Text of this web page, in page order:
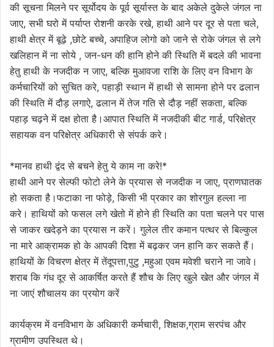
की सूचना मिलने पर सूर्योदय के पूर्व सूर्यास्त के बाद अकेले दुकेले जंगल ना
जाए, सभी घरो में पर्याप्त रोशनी करके रखे, हाथी आने पर दूर से पता चले,
हाथी क्षेत्र में बूढ़े ,छोटे बच्चे, अपाहिज लोगो को जाने से रोके जंगल से लगे
खलिहान में ना सोये , जन-धन की हानि होने की स्थिति में बदले की भावना
हेतु हाथी के नजदीक न जाए, बल्कि मुआवजा राशि के लिए वन विभाग के
कर्मचारियों को सुचित करे, पहाड़ी स्थान में हाथी से सामना होने पर ढलान
की स्थिति में दौड़ लगाऐ, ढलान में तेज गति से दौड़ नहीं सकता, बल्कि
पहाड़ चढ़ने में दक्ष होता है।आपात स्थिति में नजदीकी बीट गार्ड, परिक्षेत्र
सहायक वन परिक्षेत्र अधिकारी से संपर्क करे।
*मानव हाथी द्वंद से बचने हेतु ये काम ना करे!*
हाथी आने पर सेल्फी फोटो लेने के प्रयास से नजदीक न जाए, प्राणघातक
हो सकता है।फटाका ना फोड़े, किसी भी प्रकार का शोरगुल हल्ला ना
करे। हाथियों को फसल लगे खेतो में होने ही स्थिति का पता चलने पर पास
से जाकर खदेड़ने का प्रयास न करें। गुलेल तीर कमान पत्थर से बिल्कुल
ना मारे आक्रामक हो के आपकी दिशा में बढ़कर जन हानि कर सकते हैं।
हाथियों के विचरण क्षेत्र में तेंदूपत्ता,पुटु ,महुआ एवम मवेशी चराने ना जावे।
शराब कि गंध दूर से आकर्षित करते हैं शौच के लिए खुले खेत और जंगल में
ना जाएं शौचालय का प्रयोग करें
कार्यक्रम में वनविभाग के अधिकारी कर्मचारी, शिक्षक,ग्राम सरपंच और
ग्रामीण उपस्थित थे।